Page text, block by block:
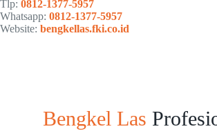
Tlp: 0812-1377-5957
Whatsapp: 0812-1377-5957
Website: bengkellas.fki.co.id
Bengkel Las